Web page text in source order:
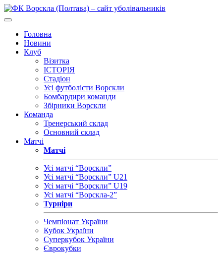
Головна
Новини
Клуб
Візитка
ІСТОРІЯ
Стадіон
Усі футболісти Ворскли
Бомбардири команди
Збірники Ворскли
Команда
Тренерський склад
Основний склад
Матчі
Матчі
Усі матчі “Ворскли”
Усі матчі “Ворскли” U21
Усі матчі “Ворскли” U19
Усі матчі “Ворскла-2”
Турніри
Чемпіонат України
Кубок України
Суперкубок України
Єврокубки